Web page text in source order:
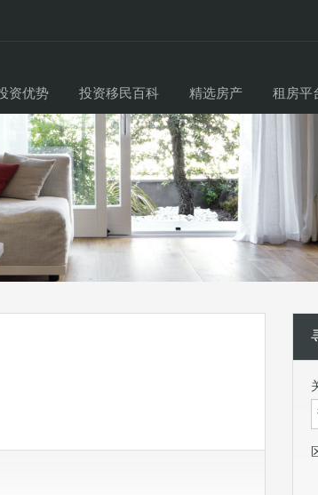
资优势 投资移民百科 精选房产 租房平